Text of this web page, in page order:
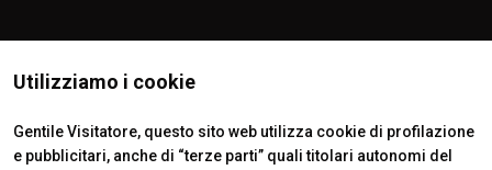
Utilizziamo i cookie
Gentile Visitatore, questo sito web utilizza cookie di profilazione
e pubblicitari, anche di “terze parti” quali titolari autonomi del
ISTITUTI CERTIFICATORI